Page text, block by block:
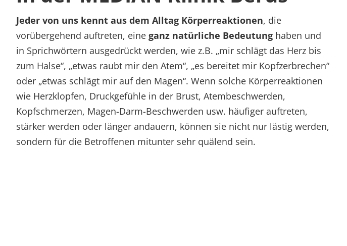
Rheumatologie
Blog
Karriere
Jeder von uns kennt aus dem Alltag Körperreaktionen, die
vorübergehend auftreten, eine ganz natürliche Bedeutung haben und
in Sprichwörtern ausgedrückt werden, wie z.B. „mir schlägt das Herz bis
zum Halse“, „etwas raubt mir den Atem“, „es bereitet mir Kopfzerbrechen“
oder „etwas schlägt mir auf den Magen“. Wenn solche Körperreaktionen
wie Herzklopfen, Druckgefühle in der Brust, Atembeschwerden,
Kopfschmerzen, Magen-Darm-Beschwerden usw. häufiger auftreten,
stärker werden oder länger andauern, können sie nicht nur lästig werden,
sondern für die Betroffenen mitunter sehr quälend sein.